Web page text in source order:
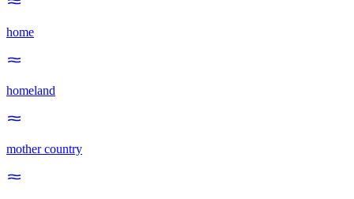
home
homeland
mother country